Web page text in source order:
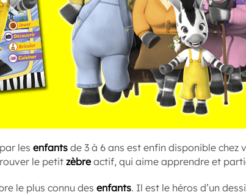
les enfants de 3 à 6 ans est enfin disponible chez
le petit zèbreactif, qui aime apprendre et
le plus connu des enfants. Il est le héros d’un